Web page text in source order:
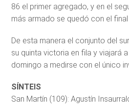
86 el primer agregado, y en el
más armado se quedó con el
De esta manera el conjunto del
su quinta victoria en fila y viajará
domingo a medirse con el único
SÍNTEIS
San Martín (109): Agustín